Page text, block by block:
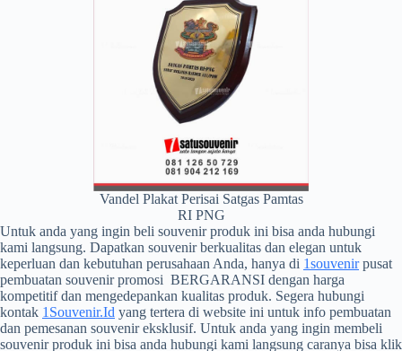
Vandel Plakat Perisai Satgas Pamtas
RI PNG
Untuk anda yang ingin beli souvenir produk ini bisa anda hubungi
kami langsung. Dapatkan souvenir berkualitas dan elegan untuk
keperluan dan kebutuhan perusahaan Anda, hanya di 1souvenirpusat
pembuatan souvenir promosi BERGARANSI dengan harga
kompetitif dan mengedepankan kualitas produk. Segera hubungi
kontak 1Souvenir.Id yang tertera di website ini untuk info pembuatan
dan pemesanan souvenir eksklusif. Untuk anda yang ingin membeli
souvenir produk ini bisa anda hubungi kami langsung caranya bisa klik